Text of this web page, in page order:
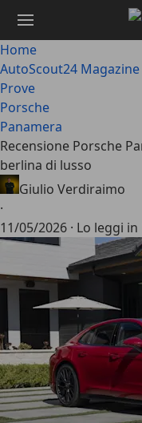
contenuto
principale
Home
AutoScout24 Magazine
Prove
Porsche
Panamera
Recensione Porsche
berlina di lusso
Giulio Verdiraimo
·
11/05/2026 · Lo leggi